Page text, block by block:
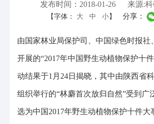
发布时间：2018-01-26 来源:
【字体： 大 中 小】 分享：
由国家林业局保护司、中国绿色时报社
开展的“2017年中国野生动植物保护十
动结果于1月24日揭晓，其中由陕西省
组织举行的“林麝首次放归自然”受到广
选为中国2017年野生动植物保护十件大